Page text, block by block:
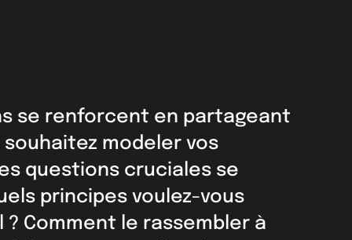
se renforcent en partageant
souhaitez modeler vos
questions cruciales se
principes voulez-vous
Comment le rassembler à